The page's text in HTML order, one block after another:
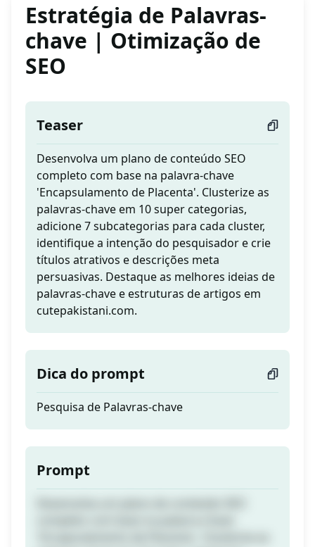
Estratégia de Palavras-
chave | Otimização de
SEO
Teaser
Desenvolva um plano de conteúdo SEO
completo com base na palavra-chave
'Encapsulamento de Placenta'. Clusterize as
palavras-chave em 10 super categorias,
adicione 7 subcategorias para cada cluster,
identifique a intenção do pesquisador e crie
títulos atrativos e descrições meta
persuasivas. Destaque as melhores ideias de
palavras-chave e estruturas de artigos em
cutepakistani.com.
Dica do prompt
Pesquisa de Palavras-chave
Prompt